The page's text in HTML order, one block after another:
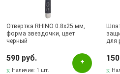
Отвертка RHINO 0.8x25 мм,
форма звездочки, цвет
черный
590 руб.
Наличие: 1 шт.
для